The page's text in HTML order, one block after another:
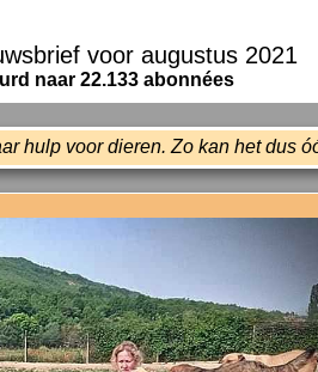
voor augustus 2021
naar 22.133 abonnées
hulp voor dieren. Zo kan het dus